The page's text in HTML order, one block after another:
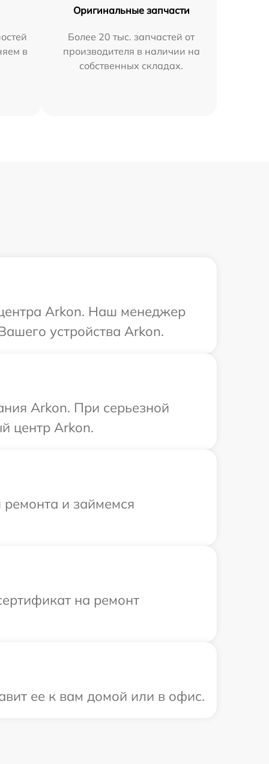
в
Оригинальные запчасти
Более 20 тыс. запчастей от
производителя в наличии на
собственных складах.
Arkon. Наш менеджер
устройства Arkon.
Arkon. При серьезной
центр Arkon.
и займемся
на ремонт
ее к вам домой или в офис.